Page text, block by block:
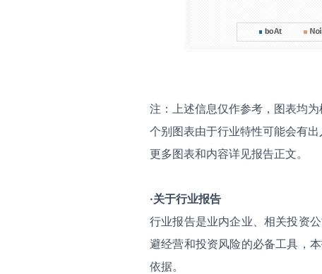
注：上述信息仅作参考，图表均
个别图表由于行业特性可能会有
更多图表和内容详见报告正文。
·关于行业报告
行业报告是业内企业、相关投资
避经营和投资风险的必备工具，
依据。